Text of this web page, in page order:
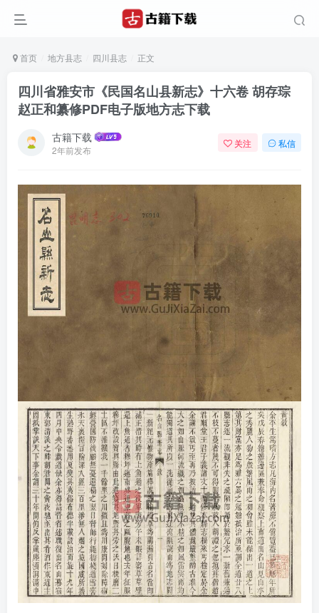
首页 地方县志 四川县志 正文
四川省雅安市《民国名山县新志》十六卷 胡存琮
赵正和纂修PDF电子版地方志下载
古籍下载
2年前发布
关注 私信